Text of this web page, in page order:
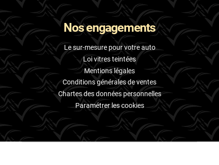
Toyota
Volkswagen
Volvo
Xpeng
Nos engagements
Le sur-mesure pour votre auto
Loi vitres teintées
Mentions légales
Conditions générales de ventes
Chartes des données personnelles
Paramétrer les cookies